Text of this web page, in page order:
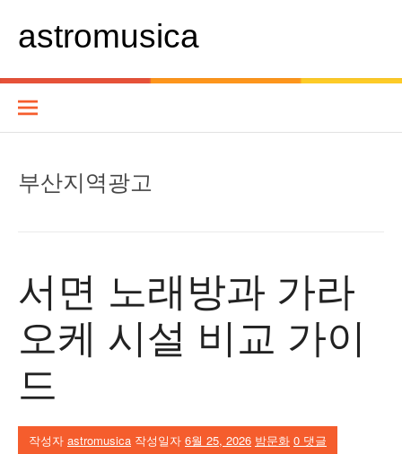
바
기
astromusica
부산지역광고
서면 노래방과 가라
오케 시설 비교 가이
드
작성자 astromusica 작성일자 6월 25, 2026 밤문화 0 댓글